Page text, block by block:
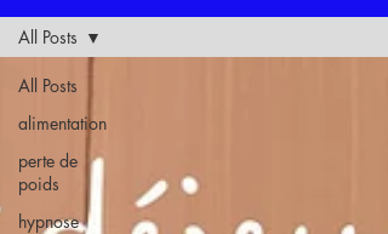
All Posts
alimentation
perte de
poids
hypnose
All Posts